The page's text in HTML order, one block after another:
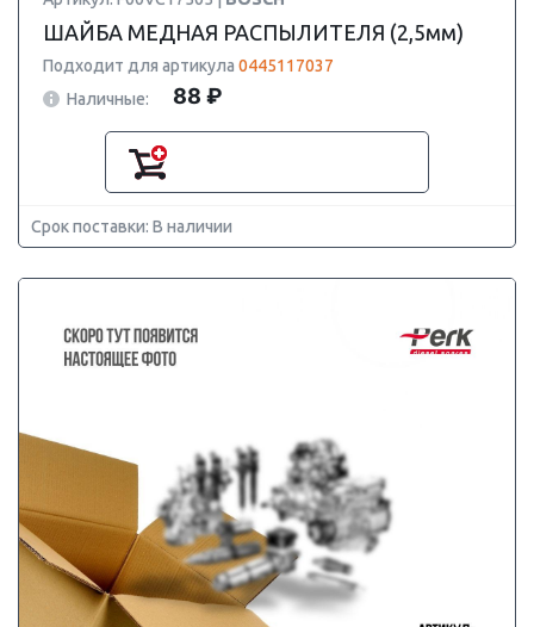
ШАЙБА МЕДНАЯ РАСПЫЛИТЕЛЯ (2,5мм)
Подходит для артикула 0445117037
Наличные:
88 ₽
Срок поставки: В наличии